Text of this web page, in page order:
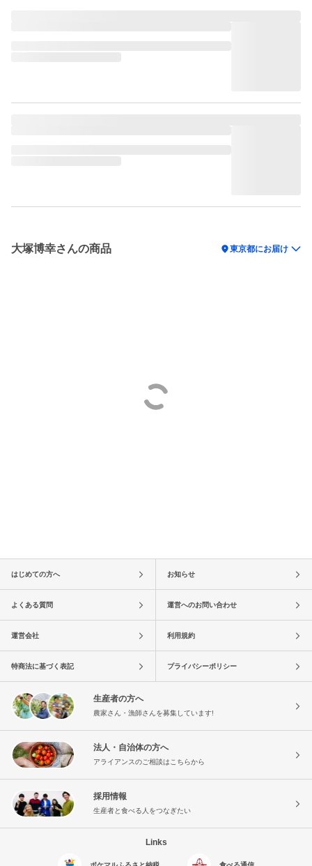
大塚博幸さんの商品 location_on東京都にお届け
はじめての方へ お知らせ
よくある質問 運営へのお問い合わせ
運営会社 利用規約
特商法に基づく表記 プライバシーポリシー
生産者の方へ
農家さん・漁師さんを募集しています!
法人・自治体の方へ
アライアンスのご相談はこちらから
採用情報
生産者と食べる人をつなぎたい
Links